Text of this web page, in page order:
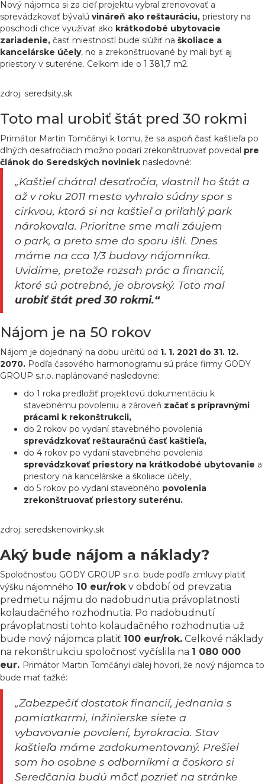
Nový nájomca si za cieľ projektu vybral zrenovovať a
sprevádzkovať bývalú vináreň ako reštauráciu, priestory na
poschodí chce využívať ako krátkodobé ubytovacie
zariadenie, časť miestností bude slúžiť na školiace a
kancelárske účely, no a zrekonštruované by mali byť aj
priestory v suteréne. Celkom ide o 1 381,7 m2.
zdroj: seredsity.sk
Toto mal urobiť štát pred 30 rokmi
Primátor Martin Tomčányi k tomu, že sa aspoň časť kaštieľa po
dlhých desaťročiach možno podarí zrekonštruovať povedal pre
článok do Seredských noviniek nasledovné:
„Kaštieľ chátral desaťročia, vlastnil ho štát a
až v roku 2011 mesto vyhralo súdny spor s
cirkvou, ktorá si na kaštieľ a priľahlý park
nárokovala. Prioritne sme mali záujem
o park, a preto sme do sporu išli. Dnes
máme na cca 1/3 budovy nájomníka.
Uvidíme, pretože rozsah prác a financií,
ktoré sú potrebné, je obrovský. Toto mal
urobiť štát pred 30 rokmi.“
Nájom je na 50 rokov
Nájom je dojednaný na dobu určitú od 1. 1. 2021 do 31. 12.
2070. Podľa časového harmonogramu sú práce firmy GODY
GROUP s.r.o. naplánované nasledovne:
do 1 roka predložiť projektovú dokumentáciu k
stavebnému povoleniu a zároveň začať s prípravnými
prácami k rekonštrukcii,
do 2 rokov po vydaní stavebného povolenia
sprevádzkovať reštauračnú časť kaštieľa,
do 4 rokov po vydaní stavebného povolenia
sprevádzkovať priestory na krátkodobé ubytovanie a
priestory na kancelárske a školiace účely,
do 5 rokov po vydaní stavebného povolenia
zrekonštruovať priestory suterénu.
zdroj: seredskenovinky.sk
Aký bude nájom a náklady?
Spoločnosťou GODY GROUP s.r.o. bude podľa zmluvy platiť
výšku nájomného 10 eur/rokv období od prevzatia
predmetu nájmu do nadobudnutia právoplatnosti
kolaudačného rozhodnutia. Po nadobudnutí
právoplatnosti tohto kolaudačného rozhodnutia už
bude nový nájomca platiť 100 eur/rok. Celkové náklady
na rekonštrukciu spoločnosť vyčíslila na 1 080 000
eur. Primátor Martin Tomčányi ďalej hovorí, že nový nájomca to
bude mať ťažké:
„Zabezpečiť dostatok financií, jednania s
pamiatkarmi, inžinierske siete a
vybavovanie povolení, byrokracia. Stav
kaštieľa máme zadokumentovaný. Prešiel
som ho osobne s odborníkmi a čoskoro si
Seredčania budú môcť pozrieť na stránke